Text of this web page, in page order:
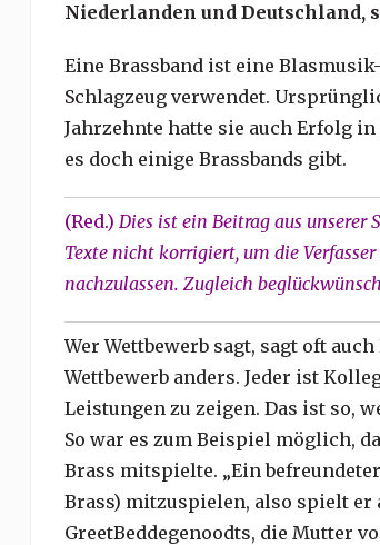
Niederlanden und Deutschland,
Eine Brassband ist eine
Schlagzeug verwendet.
Jahrzehnte hatte sie auch Erfolg
es doch einige Brassbands gibt.
(Red.) Dies ist ein Beitrag aus unserer
Texte nicht korrigiert, um die
nachzulassen. Zugleich
Wer Wettbewerb sagt, sagt oft
Wettbewerb anders. Jeder ist
Leistungen zu zeigen. Das ist so,
So war es zum Beispiel möglich,
Brass mitspielte. „Ein
Brass) mitzuspielen, also spielt er
GreetBeddegenoodts, die Mutter